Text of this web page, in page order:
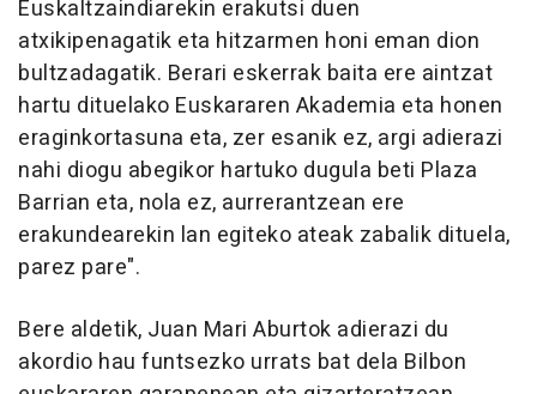
Euskaltzaindiarekin erakutsi duen
atxikipenagatik eta hitzarmen honi eman dion
bultzadagatik. Berari eskerrak baita ere aintzat
hartu dituelako Euskararen Akademia eta honen
eraginkortasuna eta, zer esanik ez, argi adierazi
nahi diogu abegikor hartuko dugula beti Plaza
Barrian eta, nola ez, aurrerantzean ere
erakundearekin lan egiteko ateak zabalik dituela,
parez pare".
Bere aldetik, Juan Mari Aburtok adierazi du
akordio hau funtsezko urrats bat dela Bilbon